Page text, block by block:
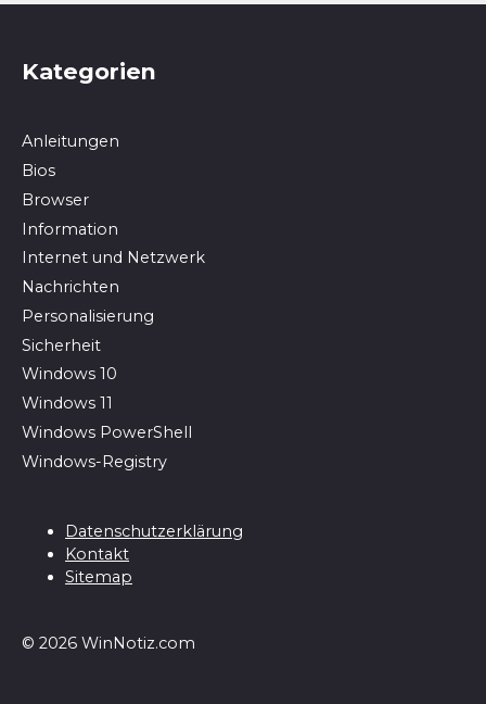
Kategorien
Anleitungen
Bios
Browser
In­for­ma­ti­on
Internet und Netzwerk
Nachrichten
Personalisierung
Sicherheit
Windows 10
Windows 11
Windows PowerShell
Windows-Registry
Datenschutzerklärung
Kontakt
Sitemap
© 2026 WinNotiz.com